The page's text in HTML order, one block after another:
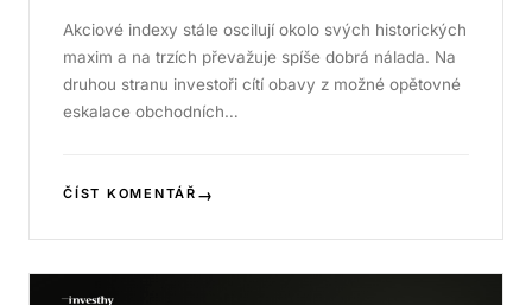
Akciové indexy stále oscilují okolo svých historických
maxim a na trzích převažuje spíše dobrá nálada. Na
druhou stranu investoři cítí obavy z možné opětovné
eskalace obchodních…
ČÍST KOMENTÁŘ →